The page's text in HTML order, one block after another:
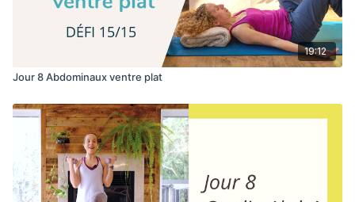
19:12
Jour 8 Abdominaux ventre plat